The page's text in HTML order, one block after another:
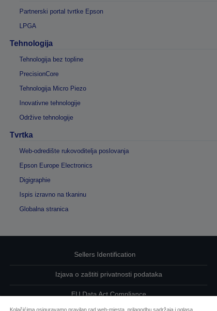
Partnerski portal tvrtke Epson
LPGA
Tehnologija
Tehnologija bez topline
PrecisionCore
Tehnologija Micro Piezo
Inovativne tehnologije
Održive tehnologije
Tvrtka
Web-odredište rukovoditelja poslovanja
Epson Europe Electronics
Digigraphie
Ispis izravno na tkaninu
Globalna stranica
Sellers Identification
Izjava o zaštiti privatnosti podataka
EU Data Act Compliance
Kolačićima osiguravamo pravilan rad web-mjesta, prilagodbu sadržaja i oglasa,